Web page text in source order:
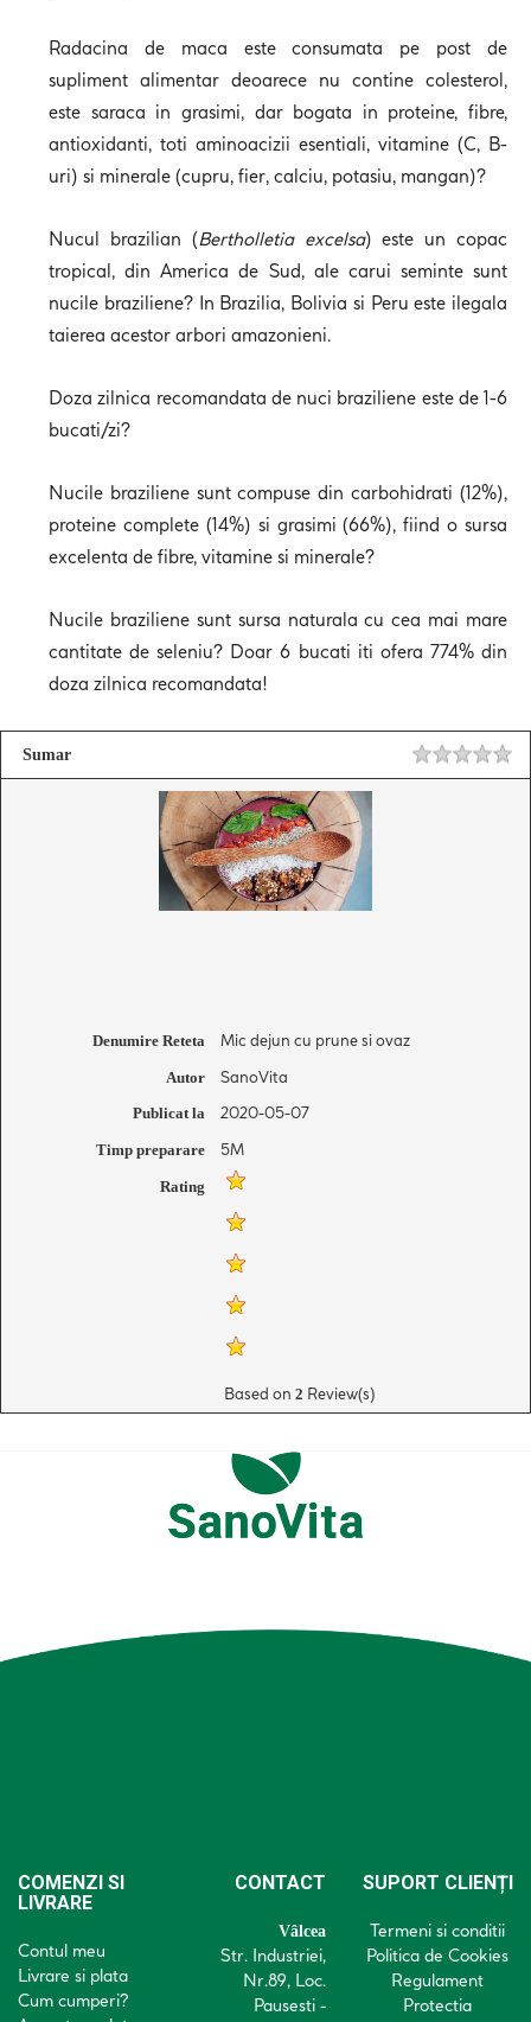
Radacina de maca este consumata pe post de
supliment alimentar deoarece nu contine colesterol,
este saraca in grasimi, dar bogata in proteine, fibre,
antioxidanti, toti aminoacizii esentiali, vitamine (C, B-
uri) si minerale (cupru, fier, calciu, potasiu, mangan)?
Nucul brazilian (Bertholletia excelsa) este un copac
tropical, din America de Sud, ale carui seminte sunt
nucile braziliene? In Brazilia, Bolivia si Peru este ilegala
taierea acestor arbori amazonieni.
Doza zilnica recomandata de nuci braziliene este de 1-6
bucati/zi?
Nucile braziliene sunt compuse din carbohidrati (12%),
proteine complete (14%) si grasimi (66%), fiind o sursa
excelenta de fibre, vitamine si minerale?
Nucile braziliene sunt sursa naturala cu cea mai mare
cantitate de seleniu? Doar 6 bucati iti ofera 774% din
doza zilnica recomandata!
Sumar
Denumire Reteta Mic dejun cu prune si ovaz
Autor SanoVita
Publicat la 2020-05-07
Timp preparare 5M
Rating
Based on 2 Review(s)
COMENZI SI
LIVRARE
Contul meu
Livrare si plata
Cum cumperi?
CONTACT
Vâlcea
Str. Industriei,
Nr.89, Loc.
Pausesti -
SUPORT CLIENȚI
Termeni si conditii
Politica de Cookies
Regulament
Protectia